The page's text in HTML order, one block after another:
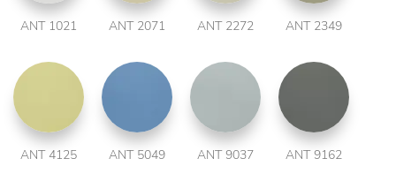
ANT 1021 ANT 2071 ANT 2272 ANT 2349
ANT 4125 ANT 5049 ANT 9037 ANT 9162